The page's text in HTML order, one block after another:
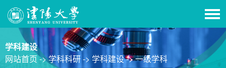
学科建设
网站首页 ->学科科研 -> 学科建设 ->一级学科